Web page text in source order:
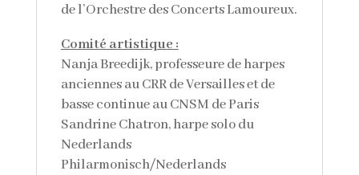
de l’Orchestre des Concerts Lamoureux.
Comité artistique :
Nanja Breedijk, professeure de harpes
anciennes au CRR de Versailles et de
basse continue au CNSM de Paris
Sandrine Chatron, harpe solo du
Nederlands
Philarmonisch/Nederlands